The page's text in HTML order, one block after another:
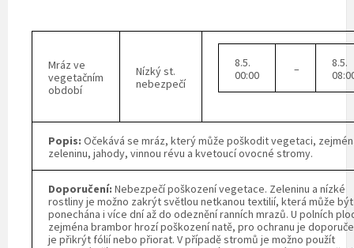
Mráz ve
vegetačním
období
Nízký st.
nebezpečí
8.5.
00:00
–
8.5.
Popis: Očekává se mráz, který může poškodit vegetaci,
zeleninu, jahody, vinnou révu a kvetoucí ovocné stromy.
Doporučení: Nebezpečí poškození vegetace. Zeleninu a nízké
rostliny je možno zakrýt světlou netkanou textilií, která může být
ponechána i více dní až do odeznění ranních mrazů. U polních
zejména brambor hrozí poškození natě, pro ochranu je
je přikrýt fólií nebo přiorat. V případě stromů je možno použít